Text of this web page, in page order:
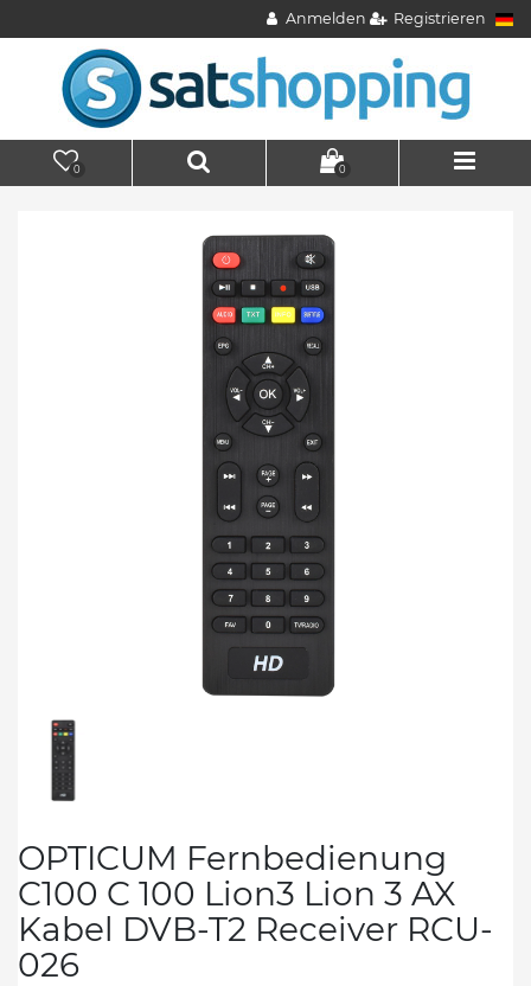
Anmelden Registrieren
0 0
OPTICUM Fernbedienung
C100 C 100 Lion3 Lion 3 AX
Kabel DVB-T2 Receiver RCU-
026